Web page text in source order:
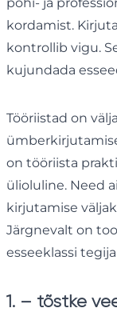
kordamist.
kontrollib vigu.
kujundada
Tööriistad on
on tööriista
ülioluline. Need
kirjutamise
Järgnevalt on
esseeklassi
1. – tõstke